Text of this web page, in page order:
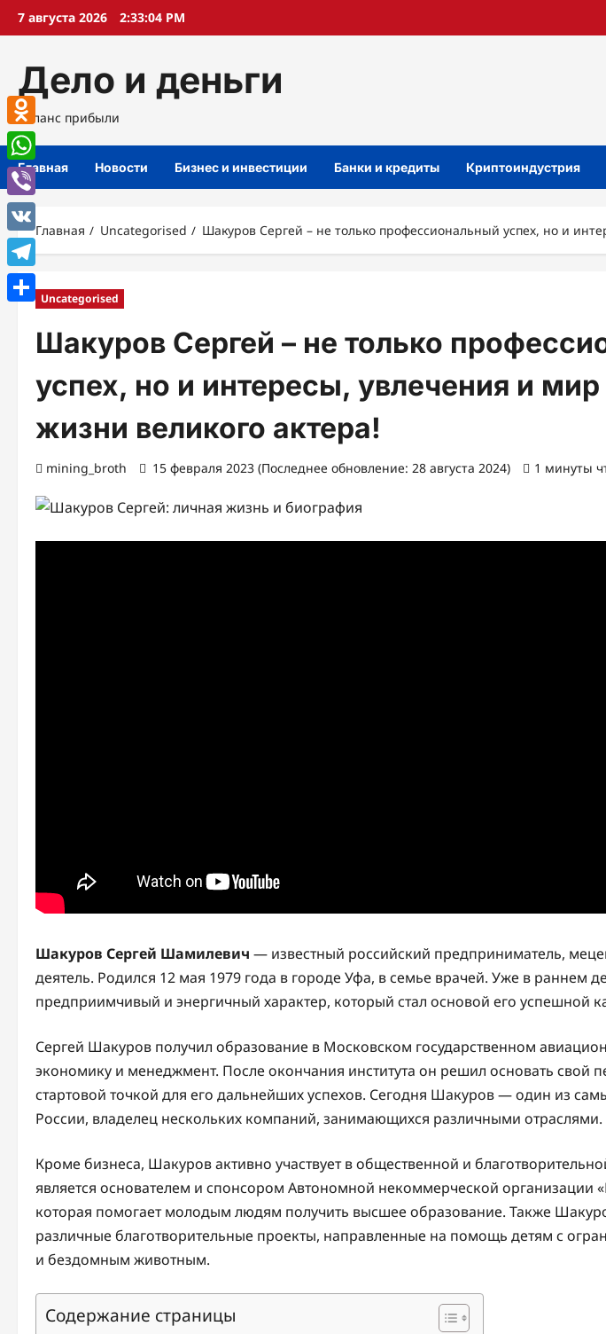
Перейти
7 августа 2026 2:33:05 PM
Дело и деньги
Баланс прибыли
Главная Новости Бизнес и инвестиции Банки и кредиты Криптоиндустрия
Главная Uncategorised Шакуров Сергей – не только профессиональный успех, но и
Uncategorised
Шакуров Сергей – не только
успех, но и интересы, увлечения и
жизни великого актера!
mining_broth 15 февраля 2023 (Последнее обновление: 28 августа 2024) 1 минуты
Шакуров Сергей Шамилевич — известный российский предприниматель,
деятель. Родился 12 мая 1979 года в городе Уфа, в семье врачей. Уже в раннем
предприимчивый и энергичный характер, который стал основой его успешной
Сергей Шакуров получил образование в Московском государственном
экономику и менеджмент. После окончания института он решил основать свой
стартовой точкой для его дальнейших успехов. Сегодня Шакуров — один из
России, владелец нескольких компаний, занимающихся различными отраслями.
Кроме бизнеса, Шакуров активно участвует в общественной и
является основателем и спонсором Автономной некоммерческой организации
которая помогает молодым людям получить высшее образование. Также
различные благотворительные проекты, направленные на помощь детям с
и бездомным животным.
Содержание страницы
Odnoklassniki
WhatsApp
Viber
VK
Telegram